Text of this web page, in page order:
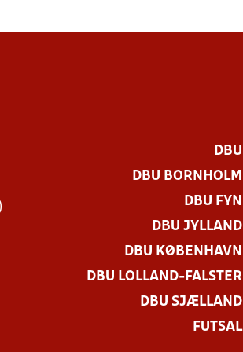
DBU
DBU BORNHOLM
DBU FYN
DBU JYLLAND
DBU KØBENHAVN
DBU LOLLAND-FALSTER
DBU SJÆLLAND
FUTSAL